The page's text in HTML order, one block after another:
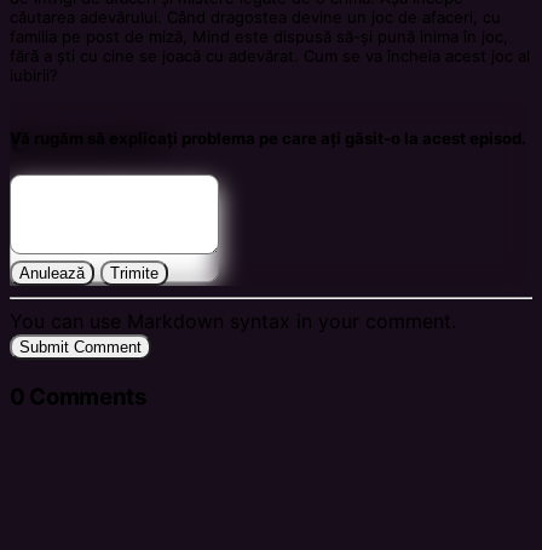
căutarea adevărului. Când dragostea devine un joc de afaceri, cu
familia pe post de miză, Mind este dispusă să-și pună inima în joc,
fără a ști cu cine se joacă cu adevărat. Cum se va încheia acest joc al
iubirii?
Vă rugăm să explicați problema pe care ați găsit-o la acest episod.
Anulează Trimite
Comments
You can use Markdown syntax in your comment.
Submit Comment
0 Comments